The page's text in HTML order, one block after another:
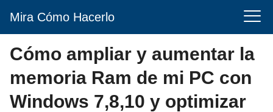
Mira Cómo Hacerlo
Cómo ampliar y aumentar la
memoria Ram de mi PC con
Windows 7,8,10 y optimizar